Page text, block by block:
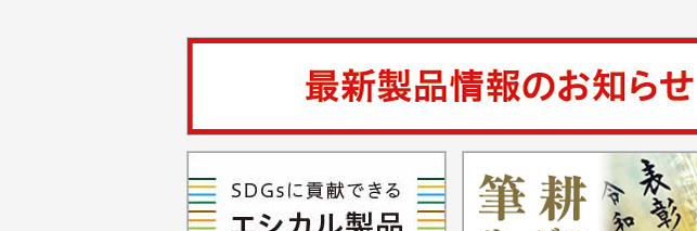
変更のご案内
保守サービス料金改定のお知らせ
2024.08.26 【富士】プリンター消耗品 価格改定のお知らせ